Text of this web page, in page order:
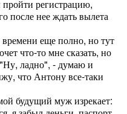
регистрацию,
после нее ждать вылета
еще полно, но тут
что-то мне сказать, но
"Ну, ладно", - думаю и
что Антону все-таки
будущий муж изрекает: